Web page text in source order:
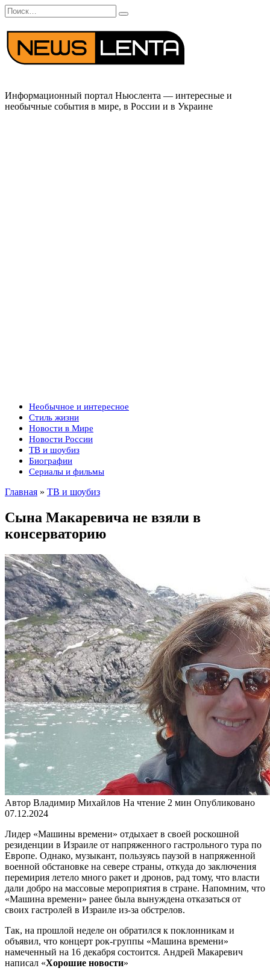
Перейти
к
содержанию
Search
for:
Информационный портал Ньюслента — интересные и
необычные события в мире, в России и в Украине
Необычное и интересное
Стиль жизни
Новости в Мире
Новости России
ТВ и шоубиз
Биографии
Сериалы и фильмы
Главная » ТВ и шоубиз
Сына Макаревича не взяли в
консерваторию
Автор Владимир Михайлов На чтение 2 мин Опубликовано
07.12.2024
Лидер «Машины времени» отдыхает в своей роскошной
резиденции в Израиле от напряженного гастрольного тура по
Европе. Однако, музыкант, пользуясь паузой в напряженной
военной обстановке на севере страны, откуда до заключения
перемирия летело много ракет и дронов, рад тому, что власти
дали добро на массовые мероприятия в стране. Напомним, что
«Машина времени» ранее была вынуждена отказаться от
своих гастролей в Израиле из-за обстрелов.
Так, на прошлой неделе он обратился к поклонникам и
объявил, что концерт рок-группы «Машина времени»
намеченный на 16 декабря состоится. Андрей Макаревич
написал «Хорошие новости»